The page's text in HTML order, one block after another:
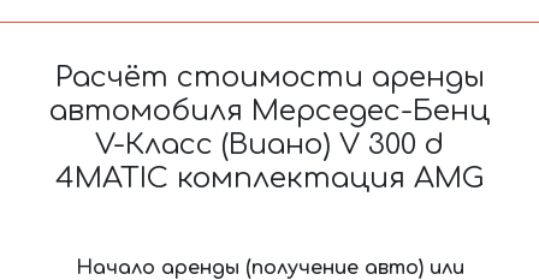
Расчёт стоимости аренды
автомобиля Мерседес-Бенц
V-Класс (Виано) V 300 d
4MATIC комплектация AMG
Начало аренды (получение авто) или